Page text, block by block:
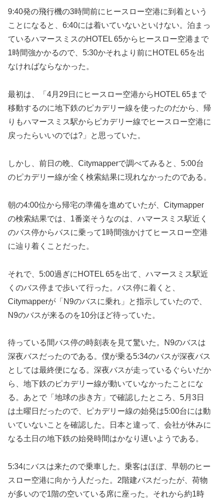
9:40発の飛行機の3時間前にヒースロー空港に到着という
ことになると、6:40には着いていないといけない。泊まっ
ているハマースミスのHOTEL 65からヒースロー空港まで
1時間強かかるので、5:30かそれより前にHOTEL 65を出
なければならなかった。
最初は、「4月29日にヒースロー空港からHOTEL 65まで
移動するのに地下鉄のピカデリー線を使ったのだから、帰
りもハマースミス駅からピカデリー線でヒースロー空港に
戻ったらいいのでは?」と思っていた。
しかし、前日の晩、Citymapperで調べてみると、5:00台
のピカデリー線が全く検索結果に現れなかったのである。
朝の4:00位から帰宅の準備を進めていたが、Citymapper
の検索結果では、1番楽そうなのは、ハマースミス駅近く
のバス停からバスに乗って1時間強かけてヒースロー空港
に辿り着くことだった。
それで、5:00過ぎにHOTEL 65を出て、ハマースミス駅近
くのバス停まで歩いて行った。バス停に着くと、
Citymapperが「N9のバスに乗れ」と指示していたので、
N9のバスが来るのを10分ほど待っていた。
待っている間バス停の時刻表を見て驚いた。N9のバスは
深夜バスだったのである。僕が乗る5:34のバスが深夜バス
としては最終便になる。深夜バスが走っているぐらいだか
ら、地下鉄のピカデリー線が動いていなかったことにな
る。あとで「地球の歩き方」で確認したところ、5月3日
は土曜日だったので、ピカデリー線の始発は5:00台には動
いていないことを確認した。日本と違って、会社が休みに
なる土日の地下鉄の始発時間はかなり遅いようである。
5:34にバスは来たので乗車した。乗客はほぼ、早朝のヒー
スロー空港に向かう人だった。2階建バスだったが、荷物
が多いので1階の空いている席に座った。それから約1時